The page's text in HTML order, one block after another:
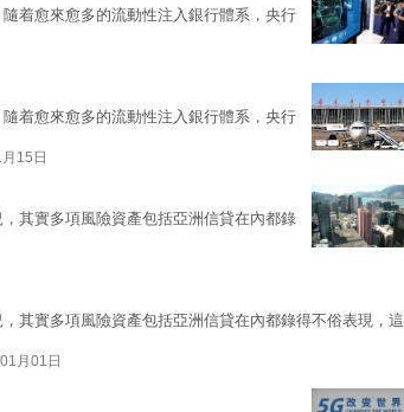
着愈來愈多的流動性注入銀行體系，央行
着愈來愈多的流動性注入銀行體系，央行
15日
其實多項風險資產包括亞洲信貸在內都錄
其實多項風險資產包括亞洲信貸在內都錄得不俗表現，這
月01日